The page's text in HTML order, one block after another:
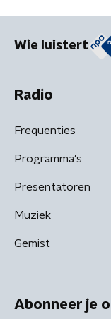
Wie luistert
Radio
Frequenties
Programma's
Presentatoren
Muziek
Gemist
Abonneer je